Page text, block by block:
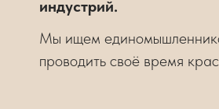
индустрий.
Мы ищем
проводить своё время